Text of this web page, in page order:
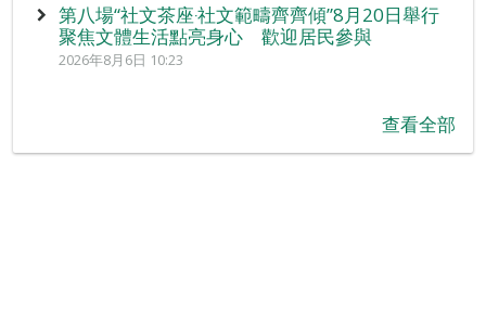
第八場“社文茶座‧社文範疇齊齊傾”8月20日舉行
聚焦文體生活點亮身心 歡迎居民參與
2026年8月6日 10:23
查看全部